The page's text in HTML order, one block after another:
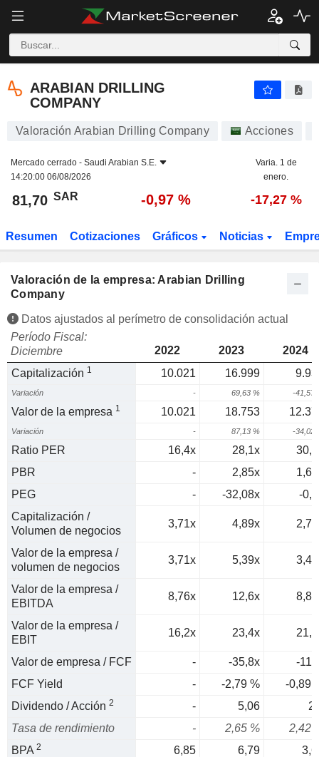
ARABIAN DRILLING
COMPANY
Valoración Arabian Drilling Company Acciones
Mercado cerrado - Saudi Arabian S.E.
14:20:00 06/08/2026
Varia. 1 de
enero.
81,70 SAR -0,97 % -17,27 %
Resumen Cotizaciones Gráficos Noticias
Valoración de la empresa: Arabian Drilling
Company
Datos ajustados al perímetro de consolidación actual
Período Fiscal:
Diciembre
2022 2023
2024
Capitalización 1 10.021 16.999
Variación - 69,63 % -41,57
Valor de la empresa 1 10.021 18.753
Variación - 87,13 % -34,02
Ratio PER 16,4x 28,1x
PBR
- 2,85x
PEG
- -32,08x
-
Capitalización /
Volumen de negocios
3,71x 4,89x
Valor de la empresa /
volumen de negocios
3,71x 5,39x
Valor de la empresa /
EBITDA
8,76x 12,6x
Valor de la empresa /
EBIT
16,2x 23,4x
Valor de empresa / FCF - -35,8x
-
FCF Yield
- -2,79 %
-0,89
Dividendo / Acción 2 - 5,06
Tasa de rendimiento
- 2,65 %
2,42
BPA 2 6,85 6,79